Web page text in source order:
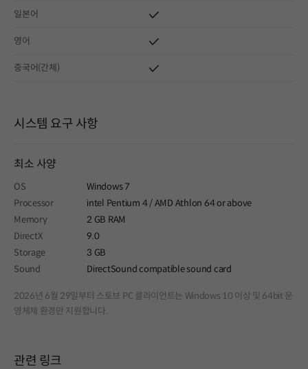
일본어
영어
중국어(간체)
시스템 요구 사항
최소 사양
OS
Windows 7
Processor
intel Pentium 4 / AMD Athlon 64 or above
Memory
2 GB RAM
DirectX
9.0
Storage
3 GB
Sound
DirectSound compatible sound card
2026년 6월 29일부터 스토브 PC 클라이언트는 Windows 10 이상 및 64bit 운
영체제 환경만 지원합니다.
관련 링크